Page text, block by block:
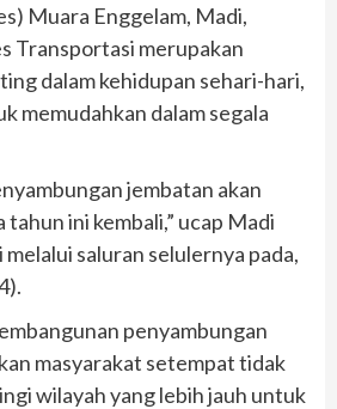
Muara Enggelam, Madi,
Transportasi merupakan
dalam kehidupan sehari-hari,
memudahkan dalam segala
jembatan akan
tahun ini kembali,” ucap Madi
saluran selulernya pada,
penyambungan
masyarakat setempat tidak
wilayah yang lebih jauh untuk